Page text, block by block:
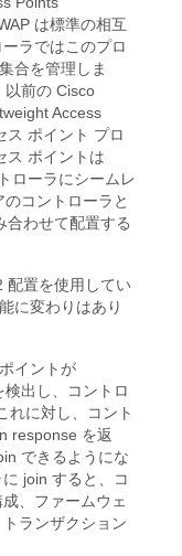
は標準の相互
ラではこのプロ
合を管理しま
以前の Cisco
Access
ス ポイント プロ
ス ポイントは
ローラにシームレ
コントローラと
合わせて配置する
配置を使用してい
に変わりはあり
イントが
出し、コントロ
れに対し、コント
response を返
できるようにな
join すると、コ
、ファームウェ
ランザクション